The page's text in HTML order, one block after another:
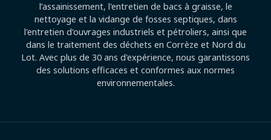
l’assainissement, l'entretien de bacs à graisse, le
nettoyage et la vidange de fosses septiques, dans
l'entretien d'ouvrages industriels et pétroliers, ainsi que
dans le traitement des déchets en Corrèze et Nord du
Lot. Avec plus de 30 ans d'expérience, nous garantissons
des solutions efficaces et conformes aux normes
environnementales.